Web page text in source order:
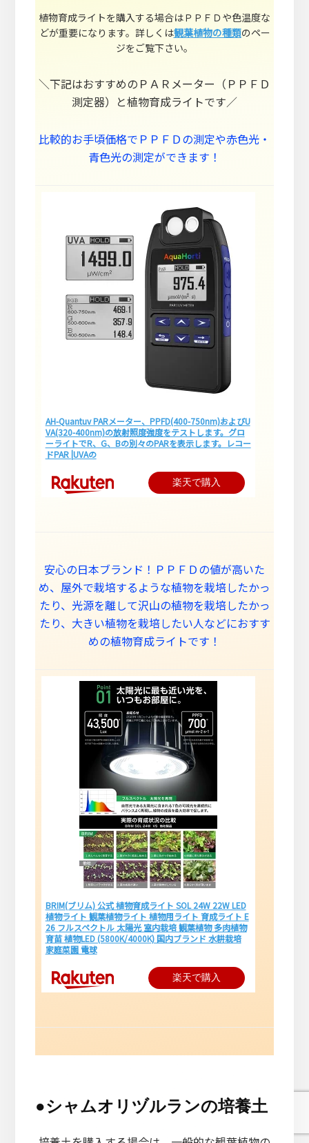
植物育成ライトを購入する場合はＰＰＦＤや色温度な
どが重要になります。詳しくは観葉植物の種類のペー
ジをご覧下さい。
＼下記はおすすめのＰＡＲメーター（ＰＰＦＤ
測定器）と植物育成ライトです／
比較的お手頃価格でＰＰＦＤの測定や赤色光・
青色光の測定ができます！
AH-Quantuv PARメーター、PPFD(400-750nm)およびU
VA(320-400nm)の放射照度強度をテストします。グロ
ーライトでR、G、Bの別々のPARを表示します。レコー
ドPAR |UVAの
楽天で購入
安心の日本ブランド！ＰＰＦＤの値が高いた
め、屋外で栽培するような植物を栽培したかっ
たり、光源を離して沢山の植物を栽培したかっ
たり、大きい植物を栽培したい人などにおすす
めの植物育成ライトです！
BRIM(ブリム) 公式 植物育成ライト SOL 24W 22W LED
植物ライト 観葉植物ライト 植物用ライト 育成ライト E
26 フルスペクトル 太陽光 室内栽培 観葉植物 多肉植物
育苗 植物LED (5800K/4000K) 国内ブランド 水耕栽培
家庭菜園 電球
楽天で購入
●シャムオリヅルランの培養土